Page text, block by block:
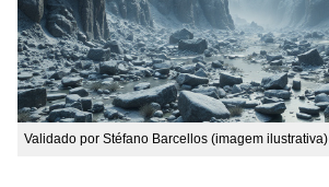
Validado por Stéfano Barcellos (imagem ilustrativa)